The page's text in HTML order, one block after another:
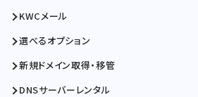
KWCメール
選べるオプション
新規ドメイン取得・移管
DNSサーバーレンタル